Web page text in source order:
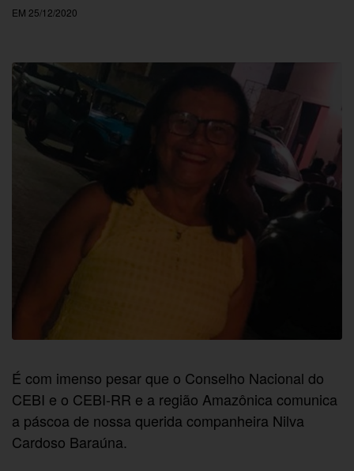
EM 25/12/2020
É com imenso pesar que o Conselho Nacional do
CEBI e o CEBI-RR e a região Amazônica comunica
a páscoa de nossa querida companheira Nilva
Cardoso Baraúna.